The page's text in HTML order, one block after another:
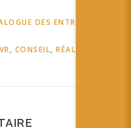
DES ENTREPRISES DE
, CONSEIL, RÉALITÉ